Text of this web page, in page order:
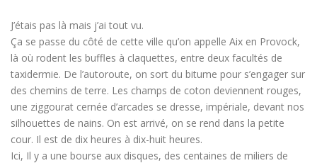
J’étais pas là mais j’ai tout vu.
Ça se passe du côté de cette ville qu’on appelle Aix en Provock,
là où rodent les buffles à claquettes, entre deux facultés de
taxidermie. De l’autoroute, on sort du bitume pour s’engager sur
des chemins de terre. Les champs de coton deviennent rouges,
une ziggourat cernée d’arcades se dresse, impériale, devant nos
silhouettes de nains. On est arrivé, on se rend dans la petite
cour. Il est de dix heures à dix-huit heures.
Ici, Il y a une bourse aux disques, des centaines de miliers de